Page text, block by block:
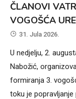
ČLANOVI
VOGOŠĆA
31. Jula 2026.
U nedjelju, 2.
Nabožić,
formiranja 3.
toku je